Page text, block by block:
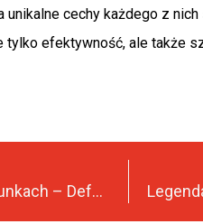
cechy każdego z
efektywność, ale także
Moc i elegancja w ekstremalnych warunkach – Defender OCTA na drodze i w terenie